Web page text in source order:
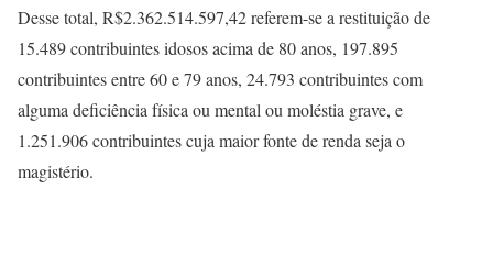
Desse total, R$2.362.514.597,42 referem-se a restituição de
15.489 contribuintes idosos acima de 80 anos, 197.895
contribuintes entre 60 e 79 anos, 24.793 contribuintes com
alguma deficiência física ou mental ou moléstia grave, e
1.251.906 contribuintes cuja maior fonte de renda seja o
magistério.